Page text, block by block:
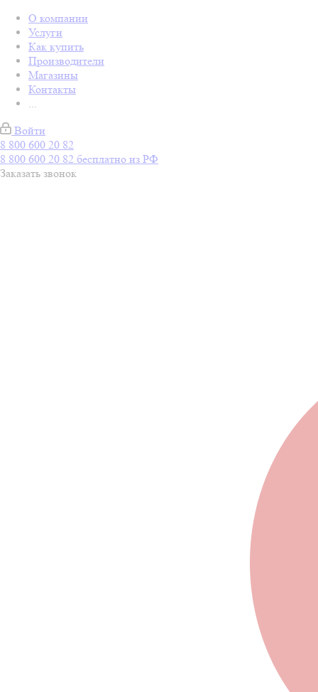
О компании
Услуги
Как купить
Производители
Магазины
Контакты
...
Войти
8 800 600 20 82
8 800 600 20 82 бесплатно из РФ
Заказать звонок